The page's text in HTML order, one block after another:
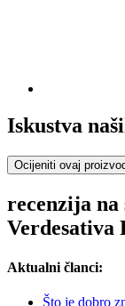
Iskustva
Ocijeniti ovaj
recenzija
Verdesativa
Aktualni članci:
Što je dobro